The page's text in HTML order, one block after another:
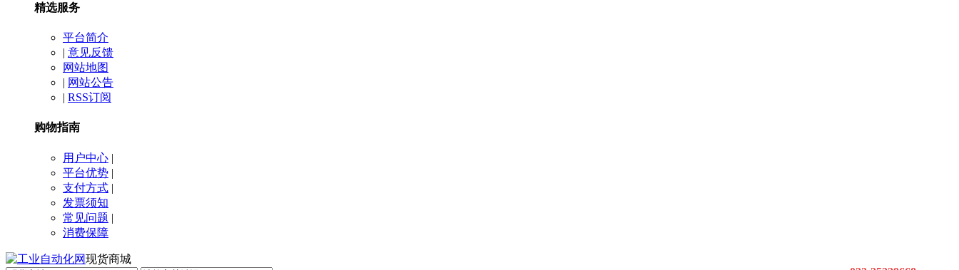
精选服务
平台简介
| 意见反馈
网站地图
| 网站公告
| RSS订阅
购物指南
用户中心 |
平台优势 |
支付方式 |
发票须知
常见问题 |
消费保障
现货商城